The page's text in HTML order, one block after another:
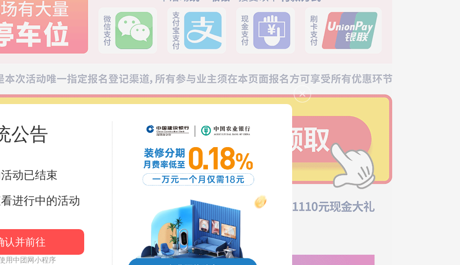
恭喜150*****920-胡**-成功预约礼品
恭喜156*****282-张**-成功预约礼品
恭喜189*****991-邹**-成功预约礼品
恭喜137*****055-周**-成功预约礼品
恭喜134*****820-谭**-成功预约礼品
恭喜137*****299-李**-成功预约礼品
公告
动已结束
进行中的活动
认并前往
用中团网小程序